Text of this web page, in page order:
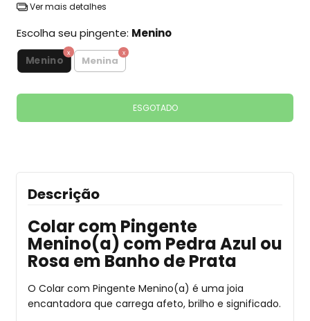
Ver mais detalhes
Escolha seu pingente: Menino
Menino Menina
Descrição
Colar com Pingente
Menino(a) com Pedra Azul ou
Rosa em Banho de Prata
O Colar com Pingente Menino(a) é uma joia
encantadora que carrega afeto, brilho e significado.